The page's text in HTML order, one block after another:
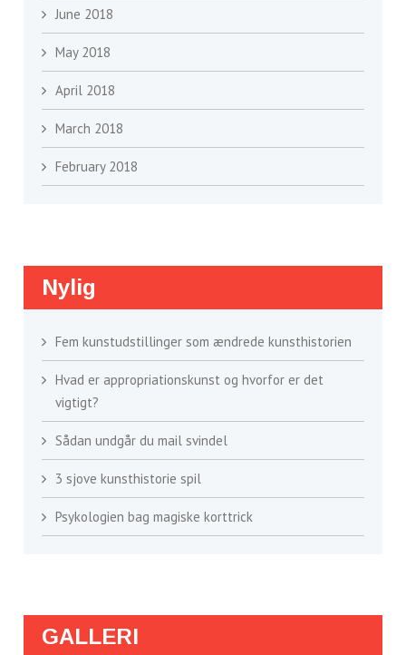
June 2018
May 2018
April 2018
March 2018
February 2018
Nylig
Fem kunstudstillinger som ændrede kunsthistorien
Hvad er appropriationskunst og hvorfor er det
vigtigt?
Sådan undgår du mail svindel
3 sjove kunsthistorie spil
Psykologien bag magiske korttrick
GALLERI